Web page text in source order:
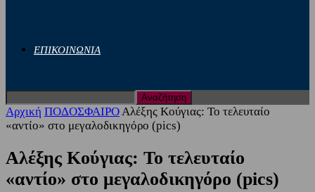
ΕΠΙΚΟΙΝΩΝΙΑ
Αρχική ΠΟΔΟΣΦΑΙΡΟΑλέξης Κούγιας: Το τελευταίο
«αντίο» στο μεγαλοδικηγόρο (pics)
Αλέξης Κούγιας: Το τελευταίο
«αντίο» στο μεγαλοδικηγόρο (pics)